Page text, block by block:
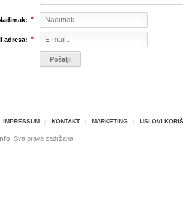
*
adresa: *
IMPRESSUM KONTAKT MARKETING USLOVI
. Sva prava zadržana.